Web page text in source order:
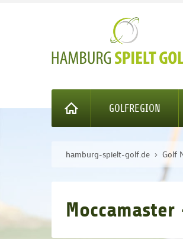
GOLFREGION
hamburg-spielt-golf.de Golf